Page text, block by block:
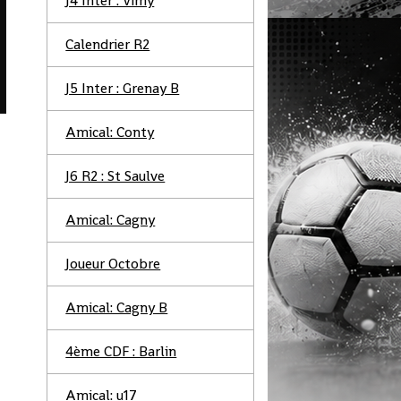
Calendrier R2
J5 Inter : Grenay B
Amical: Conty
J6 R2 : St Saulve
Amical: Cagny
Joueur Octobre
Amical: Cagny B
4ème CDF : Barlin
Amical: u17